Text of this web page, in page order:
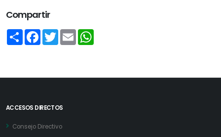
Compartir
Share Facebook
TwitterEmail
ACCESOS DIRECTOS
Consejo Directivo